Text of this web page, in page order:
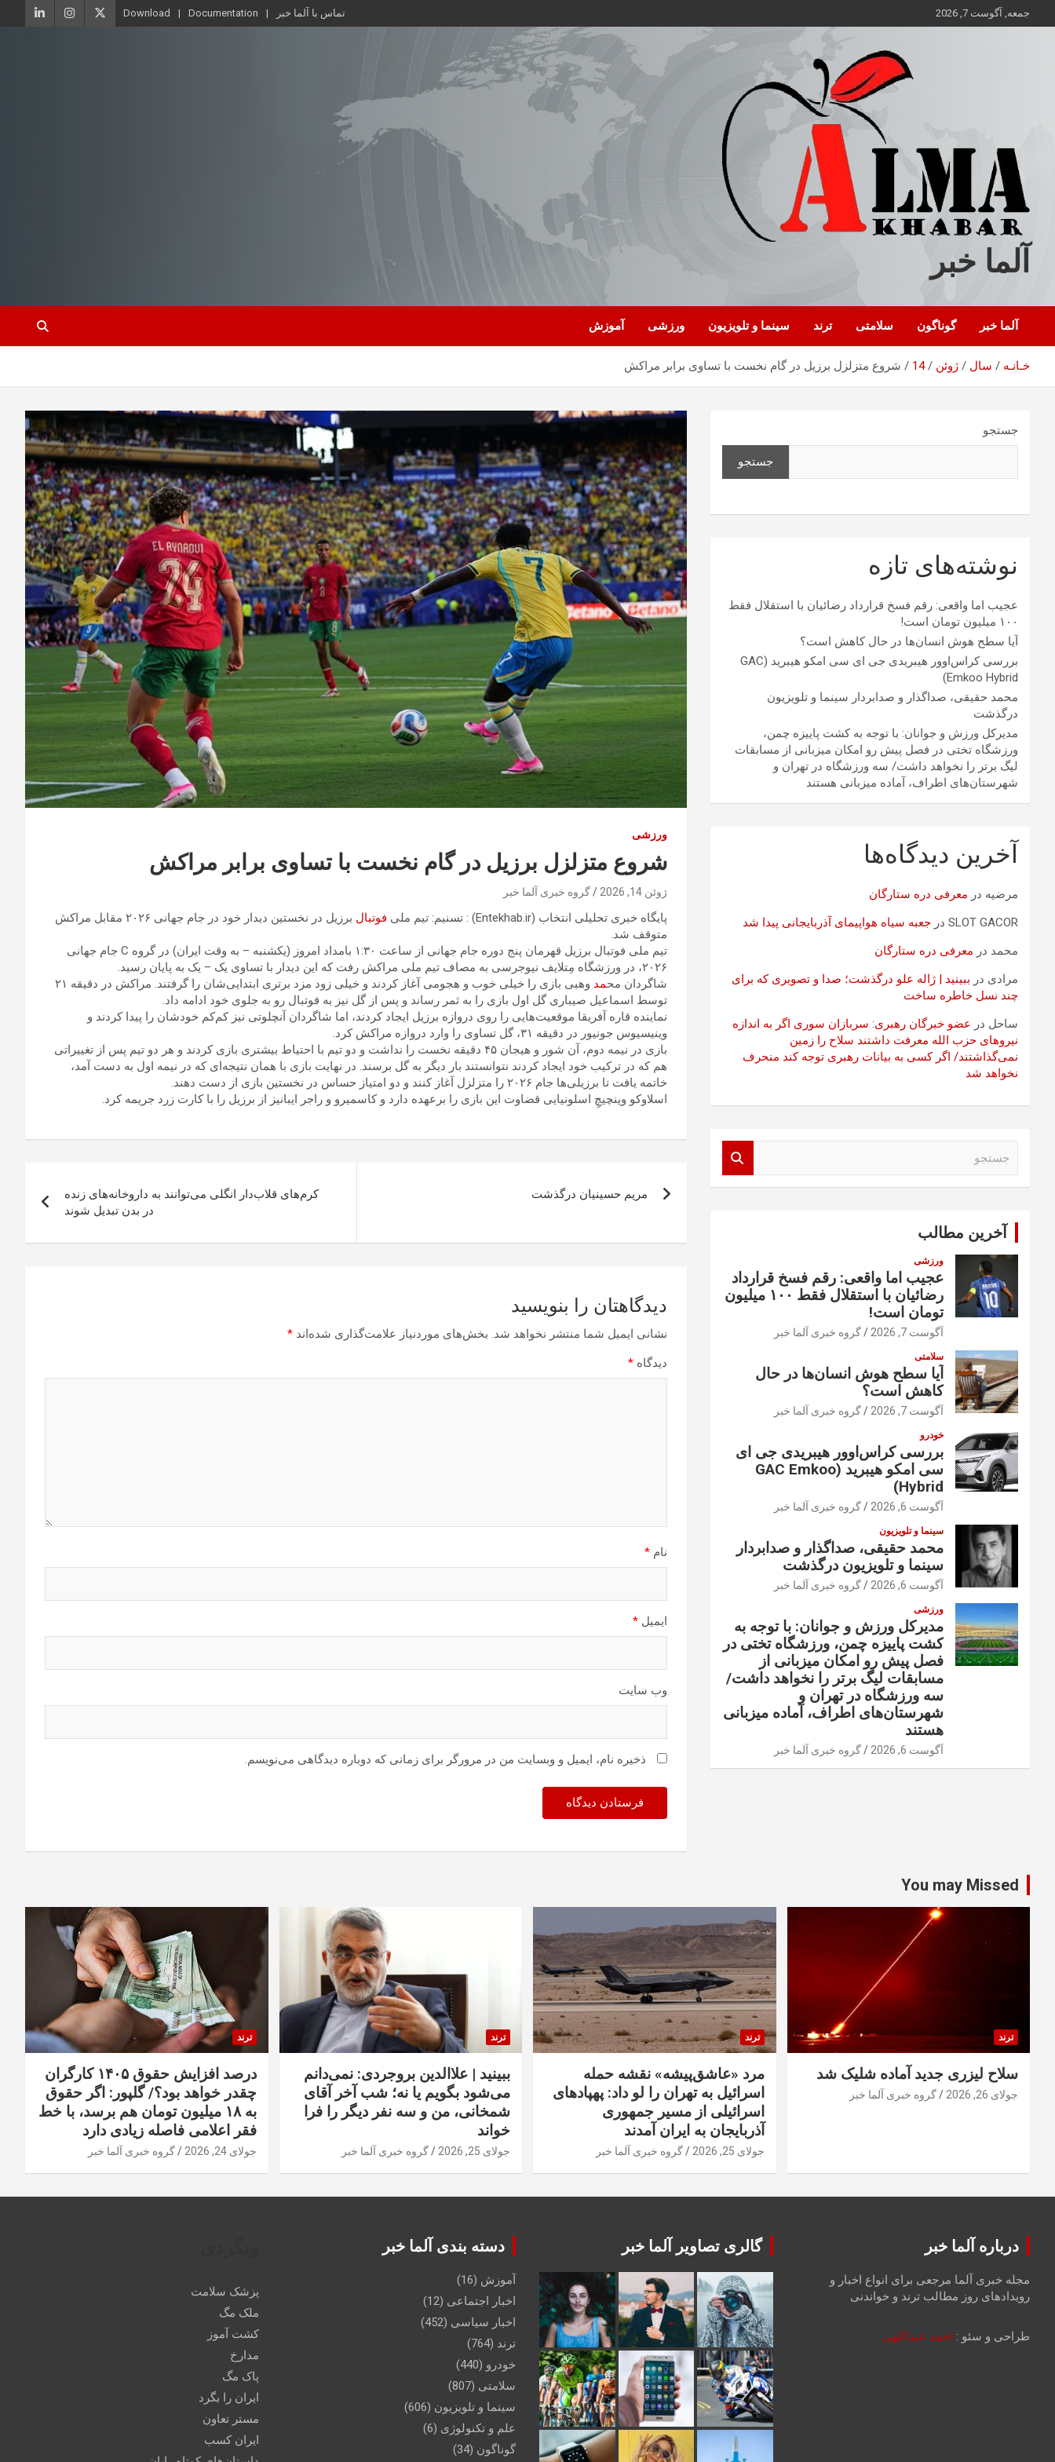
محتوا
جمعه, آگوست 7, 2026 تماس با آلما خبر Documentation
Download
آلما خبر
آلما خبر گوناگون سلامتی ترند سینما و تلویزیون ورزشی آموزش
خـانـه سال ژوئن 14 شروع متزلزل برزیل در گام نخست با تساوی برابر مراکش
ورزشی
شروع متزلزل برزیل در گام نخست با تساوی برابر مراکش
ژوئن 14, 2026 گروه خبری آلما خبر
پایگاه خبری تحلیلی انتخاب (Entekhab.ir) : تسنیم: تیم ملی فوتبال
برزیل در نخستین دیدار خود در جام جهانی ۲۰۲۶ مقابل مراکش
متوقف شد.
تیم ملی فوتبال برزیل قهرمان پنج دوره جام جهانی از ساعت ۱:۳۰ بامداد امروز (یکشنبه – به وقت ایران) در گروه C جام جهانی
۲۰۲۶، در ورزشگاه مِتلایف نیوجرسی به مصاف تیم ملی مراکش رفت که این دیدار با تساوی یک – یک به پایان رسید.
شاگردان محمد
وهبی بازی را خیلی خوب و هجومی آغاز کردند و خیلی زود مزد برتری ابتدایی‌شان را گرفتند. مراکش در دقیقه ۲۱
توسط اسماعیل صیباری گل اول بازی را به ثمر رساند و پس از گل نیز به فوتبال رو به جلوی خود ادامه داد.
نماینده قاره آفریقا موقعیت‌هایی را روی دروازه برزیل ایجاد کردند، اما شاگردان آنچلوتی نیز کم‌کم خودشان را پیدا کردند و
وینیسیوس جونیور در دقیقه ۳۱، گل تساوی را وارد دروازه مراکش کرد.
بازی در نیمه دوم، آن شور و هیجان ۴۵ دقیقه نخست را نداشت و دو تیم با احتیاط بیشتری بازی کردند و هر دو تیم پس از تغییراتی
هم که در ترکیب خود ایجاد کردند نتوانستند بار دیگر به گل برسند. در نهایت بازی با همان نتیجه‌ای که در نیمه اول به دست آمد،
خاتمه یافت تا برزیلی‌ها جام ۲۰۲۶ را متزلزل آغاز کنند و دو امتیاز حساس در نخستین بازی از دست دهند.
اسلاوکو وینچیچِ اسلونیایی قضاوت این بازی را برعهده دارد و کاسمیرو و راجر ایبانیز از برزیل را با کارت زرد جریمه کرد.
نوشته
مریم حسینیان درگذشت
کرم‌های قلاب‌دار انگلی می‌توانند به داروخانه‌های زنده
در بدن تبدیل شوند
دیدگاهتان را بنویسید
نشانی ایمیل شما منتشر نخواهد شد. بخش‌های موردنیاز علامت‌گذاری شده‌اند *
دیدگاه *
نام *
ایمیل *
وب‌ سایت
ذخیره نام، ایمیل و وبسایت من در مرورگر برای زمانی که دوباره دیدگاهی می‌نویسم.
جستجو
جستجو
نوشته‌های تازه
عجیب اما واقعی: رقم فسخ قرارداد رضائیان با استقلال فقط
۱۰۰ میلیون تومان است!
آیا سطح هوش انسان‌ها در حال کاهش است؟
بررسی کراس‌اوور هیبریدی جی ای سی امکو هیبرید (GAC
Emkoo Hybrid)
محمد حقیقی، صداگذار و صدابردار سینما و تلویزیون
درگذشت
مدیرکل ورزش و جوانان: با توجه به کشت پاییزه چمن،
ورزشگاه تختی در فصل پیش رو امکان میزبانی از مسابقات
لیگ برتر را نخواهد داشت/ سه ورزشگاه در تهران و
شهرستان‌های اطراف، آماده میزبانی هستند
آخرین دیدگاه‌ها
مرضیه در معرفی دره ستارگان
SLOT GACOR در جعبه سیاه هواپیمای آذربایجانی پیدا شد
محمد در معرفی دره ستارگان
مرادی در ببینید | ژاله علو درگذشت؛ صدا و تصویری که برای
چند نسل خاطره ساخت
ساحل در عضو خبرگان رهبری: سربازان سوری اگر به اندازه
نیروهای حزب الله معرفت داشتند سلاح را زمین
نمی‌گذاشتند/ اگر کسی به بیانات رهبری توجه کند منحرف
نخواهد شد
آخرین مطالب
ورزشی
عجیب اما واقعی: رقم فسخ قرارداد
رضائیان با استقلال فقط ۱۰۰ میلیون
تومان است!
آگوست 7, 2026 گروه خبری آلما خبر
سلامتی
آیا سطح هوش انسان‌ها در حال
کاهش است؟
آگوست 7, 2026 گروه خبری آلما خبر
خودرو
بررسی کراس‌اوور هیبریدی جی ای
سی امکو هیبرید (GAC Emkoo
Hybrid)
آگوست 6, 2026 گروه خبری آلما خبر
سینما و تلویزیون
محمد حقیقی، صداگذار و صدابردار
سینما و تلویزیون درگذشت
آگوست 6, 2026 گروه خبری آلما خبر
ورزشی
مدیرکل ورزش و جوانان: با توجه به
کشت پاییزه چمن، ورزشگاه تختی در
فصل پیش رو امکان میزبانی از
مسابقات لیگ برتر را نخواهد داشت/
سه ورزشگاه در تهران و
شهرستان‌های اطراف، آماده میزبانی
هستند
آگوست 6, 2026 گروه خبری آلما خبر
You may Missed
ترند
سلاح لیزری جدید آماده شلیک شد
جولای 26, 2026 گروه خبری آلما خبر
ترند
مرد «عاشق‌پیشه» نقشه حمله
اسرائیل به تهران را لو داد: پهپادهای
اسرائیلی از مسیر جمهوری
آذربایجان به ایران آمدند
جولای 25, 2026 گروه خبری آلما خبر
ترند
ببینید | علاالدین بروجردی: نمی‌دانم
می‌شود بگویم یا نه؛ شب آخر آقای
شمخانی، من و سه نفر دیگر را فرا
خواند
جولای 25, 2026 گروه خبری آلما خبر
ترند
درصد افزایش حقوق ۱۴۰۵ کارگران
چقدر خواهد بود؟/ گلپور: اگر حقوق
به ۱۸ میلیون تومان هم برسد، با خط
فقر اعلامی فاصله زیادی دارد
جولای 24, 2026 گروه خبری آلما خبر
درباره آلما خبر
مجله خبری آلما مرجعی برای انواع اخبار و
رویدادهای روز مطالب ترند و خواندنی
طراحی و سئو : احمد عبداللهی
گالری تصاویر آلما خبر دسته بندی آلما خبر
آموزش (16)
اخبار اجتماعی (12)
اخبار سیاسی (452)
ترند (764)
خودرو (440)
سلامتی (807)
سینما و تلویزیون (606)
علم و تکنولوژی (6)
گوناگون (34)
پزشک سلامت
ملک مگ
کشت آموز
مدارخ
پاک مگ
ایران را بگرد
مستر تعاون
ایران کسب